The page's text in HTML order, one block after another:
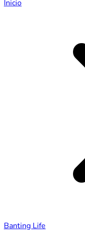
Inicio
Banting Life